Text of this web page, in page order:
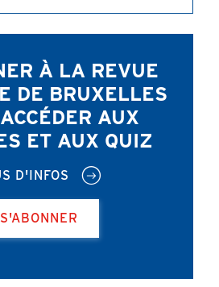
À LA REVUE
DE BRUXELLES
AUX
ET AUX QUIZ
D'INFOS
S'ABONNER